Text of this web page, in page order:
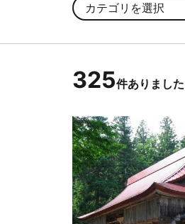
カテゴリを選択
325件ありました
本道寺口之宮湯殿山
細はこちら